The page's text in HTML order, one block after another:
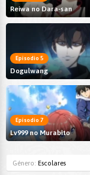
Reiwa no Dara-san
Episodio 5
Dogulwang
Episodio 7
Lv999 no Murabito
Género: Escolares